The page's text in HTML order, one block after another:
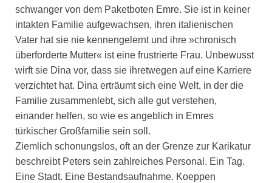
schwanger von dem Paketboten Emre. Sie ist in keiner
intakten Familie aufgewachsen, ihren italienischen
Vater hat sie nie kennengelernt und ihre »chronisch
überforderte Mutter« ist eine frustrierte Frau. Unbewusst
wirft sie Dina vor, dass sie ihretwegen auf eine Karriere
verzichtet hat. Dina erträumt sich eine Welt, in der die
Familie zusammenlebt, sich alle gut verstehen,
einander helfen, so wie es angeblich in Emres
türkischer Großfamilie sein soll.
Ziemlich schonungslos, oft an der Grenze zur Karikatur
beschreibt Peters sein zahlreiches Personal. Ein Tag.
Eine Stadt. Eine Bestandsaufnahme. Koeppen